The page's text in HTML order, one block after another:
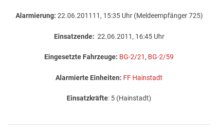
Alarmierung: 22.06.201111, 15:35 Uhr (Meldeempfänger 725)
Einsatzende: 22.06.2011, 16:45 Uhr
Eingesetzte Fahrzeuge: BG-2/21, BG-2/59
Alarmierte Einheiten: FF Hainstadt
Einsatzkräfte: 5 (Hainstadt)